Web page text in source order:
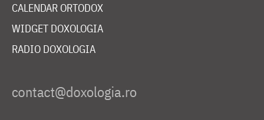
CALENDAR ORTODOX
WIDGET DOXOLOGIA
RADIO DOXOLOGIA